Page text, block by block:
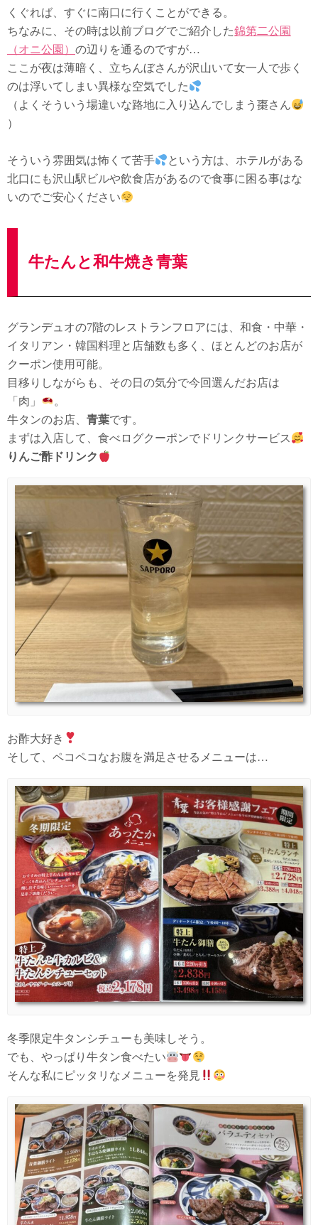
くぐれば、すぐに南口に行くことができる。
ちなみに、その時は以前ブログでご紹介した錦第二公園
（オニ公園） の辺りを通るのですが…
ここが夜は薄暗く、立ちんぼさんが沢山いて女一人で歩く
のは浮いてしまい異様な空気でした
（よくそういう場違いな路地に入り込んでしまう棗さん
）
そういう雰囲気は怖くて苦手
という方は、ホテルがある
北口にも沢山駅ビルや飲食店があるので食事に困る事はな
いのでご安心ください
牛たんと和牛焼き青葉
グランデュオの7階のレストランフロアには、和食・中華・
イタリアン・韓国料理と店舗数も多く、ほとんどのお店が
クーポン使用可能。
目移りしながらも、その日の気分で今回選んだお店は
「肉」
。
牛タンのお店、 青葉です。
まずは入店して、食べログクーポンでドリンクサービス
りんご酢ドリンク
お酢大好き
そして、ペコペコなお腹を満足させるメニューは…
冬季限定牛タンシチューも美味しそう。
でも、やっぱり牛タン食べたい
そんな私にピッタリなメニューを発見